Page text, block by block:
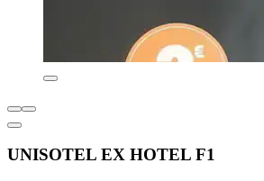
UNISOTEL EX HOTEL F1